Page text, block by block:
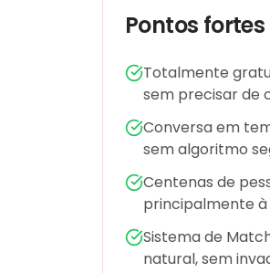
Pontos fortes
Totalmente
sem precisar de
Conversa em
sem algoritmo
Centenas de
principalmente à
Sistema de
natural, sem